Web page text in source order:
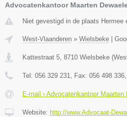
Advocatenkantoor Maarten
Niet gevestigd in de plaats Hermee
West-Vlaanderen » Wielsbeke
Kattestraat 5, 8710 Wielsbeke (
Tel: 056 329 231, Fax: 056 498 336
E-mail › Advocatenkantoor Maarten
Website: http://www.Advocaat-